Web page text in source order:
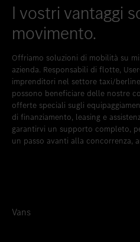
Inserire nei preferiti
Vezia
Inserire nei preferiti
Wettingen
Inserire nei preferiti
Wetzikon
Inserire nei preferiti
Winterthur
Inserire nei preferiti
Zürich-Nord
I vostri vantaggi
movimento.
Offriamo soluzioni di mobilità su
azienda. Responsabili di flotte,
imprenditori nel settore taxi/
possono beneficiare delle nostre
offerte speciali sugli
di finanziamento, leasing e
garantirvi un supporto completo,
un passo avanti alla concorrenza,
Vans